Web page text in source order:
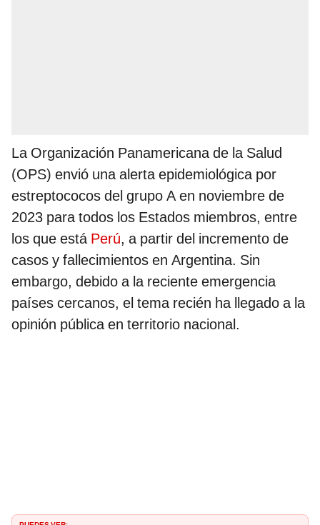
La Organización Panamericana de la Salud
(OPS) envió una alerta epidemiológica por
estreptococos del grupo A en noviembre de
2023 para todos los Estados miembros, entre
los que está Perú, a partir del incremento de
casos y fallecimientos en Argentina. Sin
embargo, debido a la reciente emergencia
países cercanos, el tema recién ha llegado a la
opinión pública en territorio nacional.